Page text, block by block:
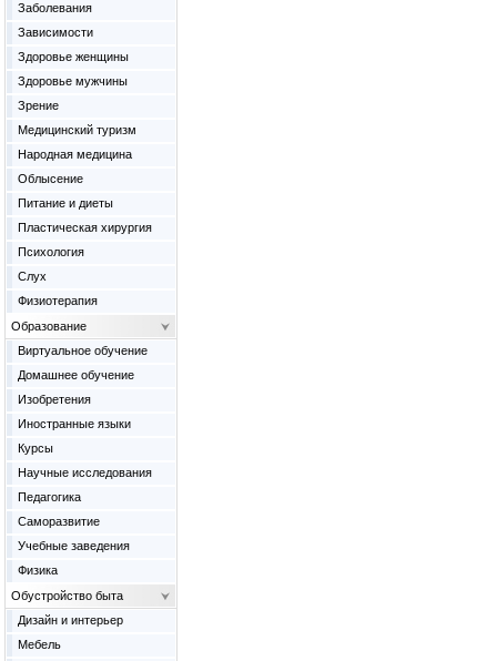
Заболевания
Зависимости
Здоровье женщины
Здоровье мужчины
Зрение
Медицинский туризм
Народная медицина
Облысение
Питание и диеты
Пластическая хирургия
Психология
Слух
Физиотерапия
Образование
Виртуальное обучение
Домашнее обучение
Изобретения
Иностранные языки
Курсы
Научные исследования
Педагогика
Саморазвитие
Учебные заведения
Физика
Обустройство быта
Дизайн и интерьер
Мебель